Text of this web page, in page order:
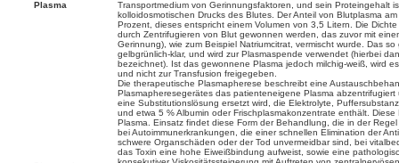
Plasma
Transportmedium von Gerinnungsfaktoren, und sein Proteingehalt
kolloidosmotischen Drucks des Blutes. Der Anteil von Blutplasma
Prozent, dieses entspricht einem Volumen von 3,5 Litern. Die
durch Zentrifugieren von Blut gewonnen werden, das zuvor mit
Gerinnung), wie zum Beispiel Natriumcitrat, vermischt wurde. Das
gelbgrünlich-klar, und wird zur Plasmaspende verwendet (hierbei
bezeichnet). Ist das gewonnene Plasma jedoch milchig-weiß, wird
und nicht zur Transfusion freigegeben.
Die therapeutische Plasmapherese beschreibt eine
Plasmapheresegerätes das patienteneigene Plasma
eine Substitutionslösung ersetzt wird, die Elektrolyte,
und etwa 5 % Albumin oder Frischplasmakonzentrate enthält.
Plasma. Einsatz findet diese Form der Behandlung, die in der
bei Autoimmunerkrankungen, die einer schnellen Elimination der
schwere Organschäden oder der Tod unvermeidbar sind, bei
das Toxin eine hohe Eiweißbindung aufweist, sowie eine